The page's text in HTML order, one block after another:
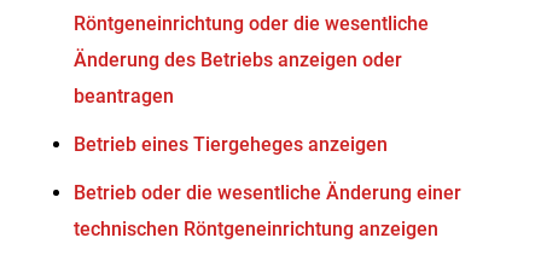
Röntgeneinrichtung oder die wesentliche
Änderung des Betriebs anzeigen oder
beantragen
Betrieb eines Tiergeheges anzeigen
Betrieb oder die wesentliche Änderung einer
technischen Röntgeneinrichtung anzeigen